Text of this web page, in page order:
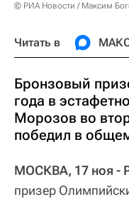
© РИА Новости / Максим
Читать в
Бронзовый
года в
Морозов во
победил в
МОСКВА, 17 ноя -
призер